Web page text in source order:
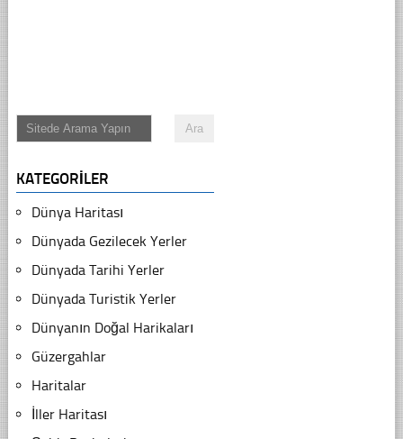
KATEGORILER
Dünya Haritası
Dünyada Gezilecek Yerler
Dünyada Tarihi Yerler
Dünyada Turistik Yerler
Dünyanın Doğal Harikaları
Güzergahlar
Haritalar
İller Haritası